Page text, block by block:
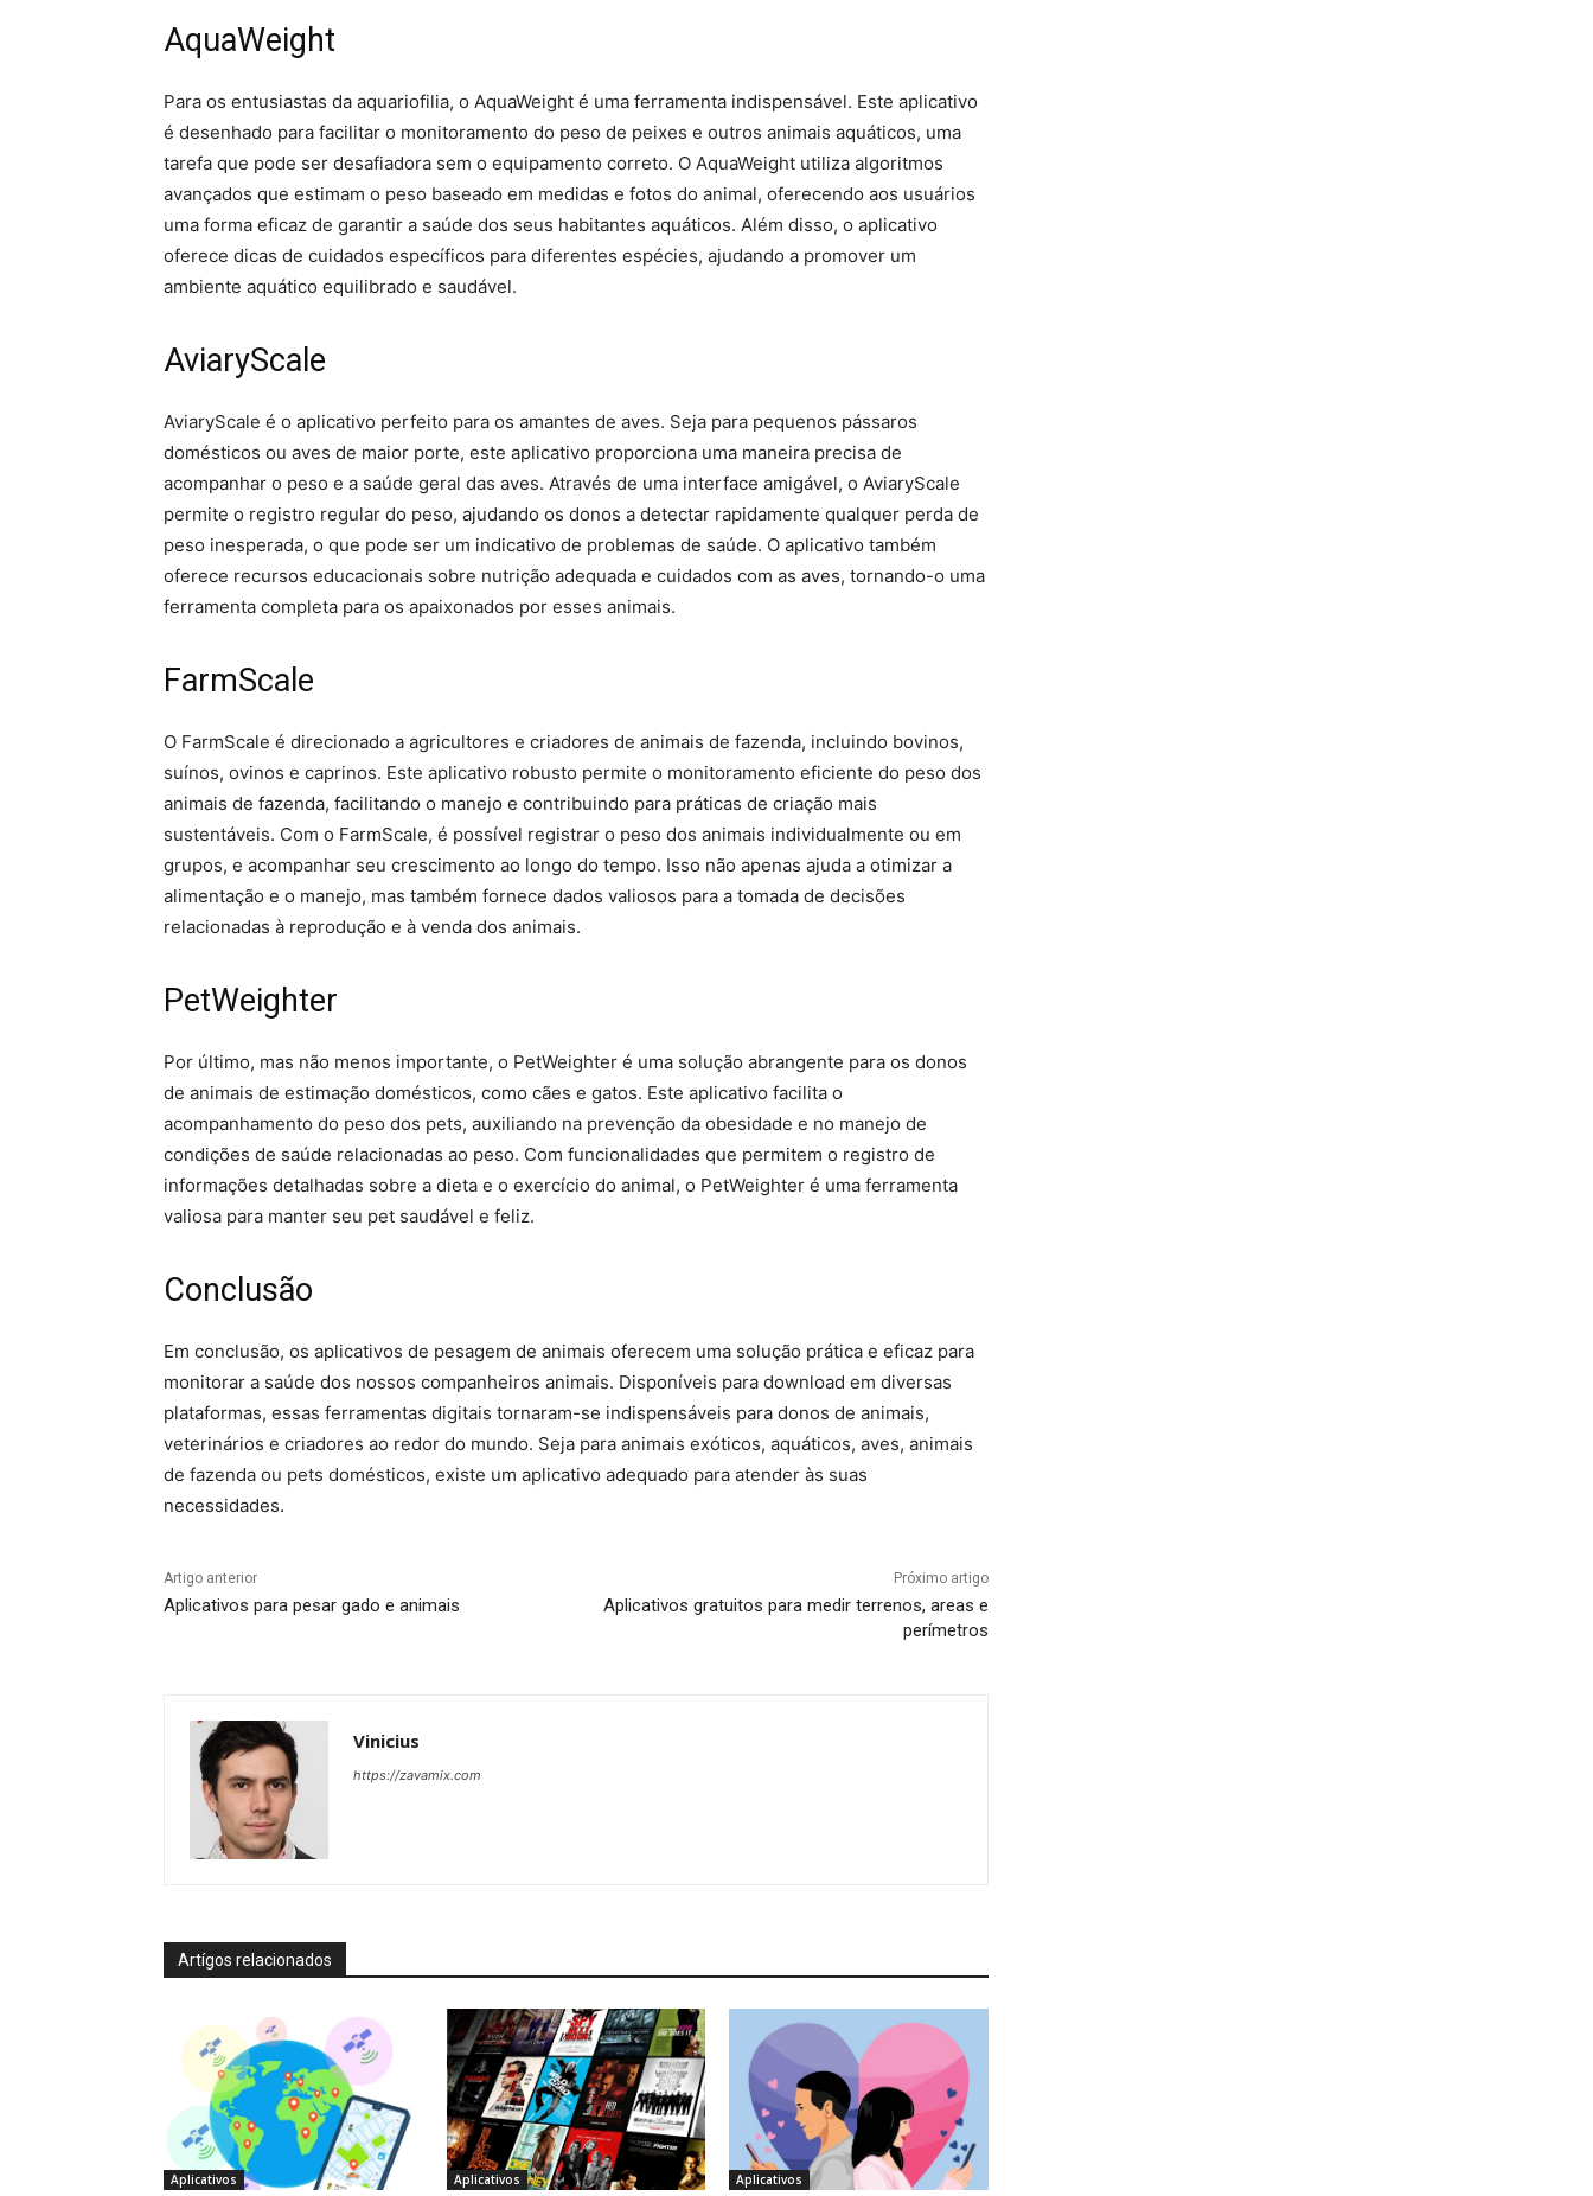
AquaWeight
Para os entusiastas da aquariofilia, o AquaWeight é uma ferramenta indispensável. Este aplicativo
é desenhado para facilitar o monitoramento do peso de peixes e outros animais aquáticos, uma
tarefa que pode ser desafiadora sem o equipamento correto. O AquaWeight utiliza algoritmos
avançados que estimam o peso baseado em medidas e fotos do animal, oferecendo aos usuários
uma forma eficaz de garantir a saúde dos seus habitantes aquáticos. Além disso, o aplicativo
oferece dicas de cuidados específicos para diferentes espécies, ajudando a promover um
ambiente aquático equilibrado e saudável.
AviaryScale
AviaryScale é o aplicativo perfeito para os amantes de aves. Seja para pequenos pássaros
domésticos ou aves de maior porte, este aplicativo proporciona uma maneira precisa de
acompanhar o peso e a saúde geral das aves. Através de uma interface amigável, o AviaryScale
permite o registro regular do peso, ajudando os donos a detectar rapidamente qualquer perda de
peso inesperada, o que pode ser um indicativo de problemas de saúde. O aplicativo também
oferece recursos educacionais sobre nutrição adequada e cuidados com as aves, tornando-o uma
ferramenta completa para os apaixonados por esses animais.
FarmScale
O FarmScale é direcionado a agricultores e criadores de animais de fazenda, incluindo bovinos,
suínos, ovinos e caprinos. Este aplicativo robusto permite o monitoramento eficiente do peso dos
animais de fazenda, facilitando o manejo e contribuindo para práticas de criação mais
sustentáveis. Com o FarmScale, é possível registrar o peso dos animais individualmente ou em
grupos, e acompanhar seu crescimento ao longo do tempo. Isso não apenas ajuda a otimizar a
alimentação e o manejo, mas também fornece dados valiosos para a tomada de decisões
relacionadas à reprodução e à venda dos animais.
PetWeighter
Por último, mas não menos importante, o PetWeighter é uma solução abrangente para os donos
de animais de estimação domésticos, como cães e gatos. Este aplicativo facilita o
acompanhamento do peso dos pets, auxiliando na prevenção da obesidade e no manejo de
condições de saúde relacionadas ao peso. Com funcionalidades que permitem o registro de
informações detalhadas sobre a dieta e o exercício do animal, o PetWeighter é uma ferramenta
valiosa para manter seu pet saudável e feliz.
Conclusão
Em conclusão, os aplicativos de pesagem de animais oferecem uma solução prática e eficaz para
monitorar a saúde dos nossos companheiros animais. Disponíveis para download em diversas
plataformas, essas ferramentas digitais tornaram-se indispensáveis para donos de animais,
veterinários e criadores ao redor do mundo. Seja para animais exóticos, aquáticos, aves, animais
de fazenda ou pets domésticos, existe um aplicativo adequado para atender às suas
necessidades.
Artigo anterior
Aplicativos para pesar gado e animais
Próximo artigo
Aplicativos gratuitos para medir terrenos, areas e
perímetros
Vinicius
https://zavamix.com
Artígos relacionados
Aplicativos Aplicativos Aplicativos